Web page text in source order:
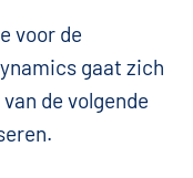
voor de
gaat zich
de volgende